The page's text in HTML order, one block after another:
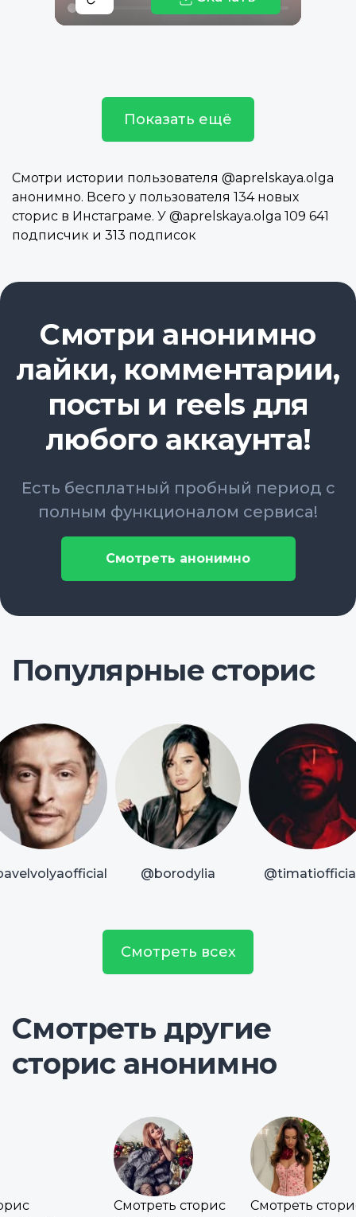
Показать ещё
Смотри истории пользователя @aprelskaya.olga
анонимно. Всего у пользователя 134 новых
сторис в Инстаграме. У @aprelskaya.olga 109 641
подписчик и 313 подписок
Смотри анонимно
лайки, комментарии,
посты и reels для
любого аккаунта!
Есть бесплатный пробный период с
полным функционалом сервиса!
Смотреть анонимно
Популярные сторис
@borodylia
Смотреть всех
Смотреть другие
сторис анонимно
Смотреть сторис Смотреть